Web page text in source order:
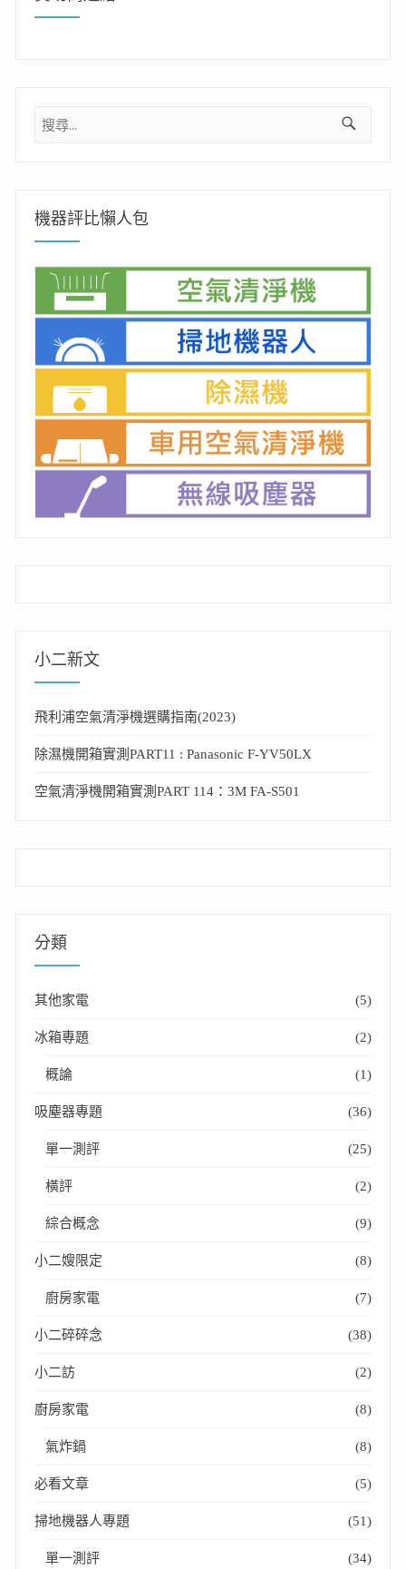
搜
機器評比懶人包
小二新文
飛利浦空氣清淨機選購指南(2023)
除濕機開箱實測PART11 : Panasonic F-YV50LX
空氣清淨機開箱實測PART 114：3M FA-S501
分類
其他家電 (5)
冰箱專題 (2)
概論 (1)
吸塵器專題 (36)
單一測評 (25)
橫評 (2)
綜合概念 (9)
小二嫂限定 (8)
廚房家電 (7)
小二碎碎念 (38)
小二訪 (2)
廚房家電 (8)
氣炸鍋 (8)
必看文章 (5)
掃地機器人專題 (51)
單一測評 (34)